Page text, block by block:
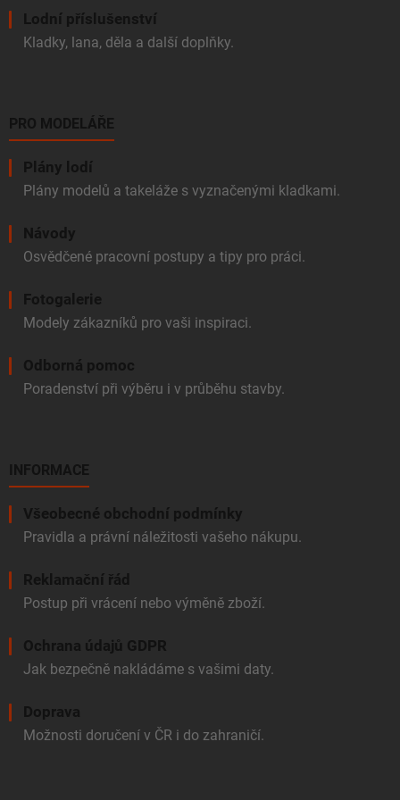
Lodní příslušenství
Kladky, lana, děla a další doplňky.
PRO MODELÁŘE
Plány lodí
Plány modelů a takeláže s vyznačenými kladkami.
Návody
Osvědčené pracovní postupy a tipy pro práci.
Fotogalerie
Modely zákazníků pro vaši inspiraci.
Odborná pomoc
Poradenství při výběru i v průběhu stavby.
INFORMACE
Všeobecné obchodní podmínky
Pravidla a právní náležitosti vašeho nákupu.
Reklamační řád
Postup při vrácení nebo výměně zboží.
Ochrana údajů GDPR
Jak bezpečně nakládáme s vašimi daty.
Doprava
Možnosti doručení v ČR i do zahraničí.